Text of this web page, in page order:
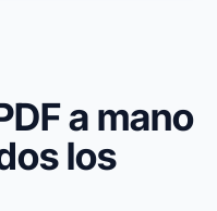
a mano
los